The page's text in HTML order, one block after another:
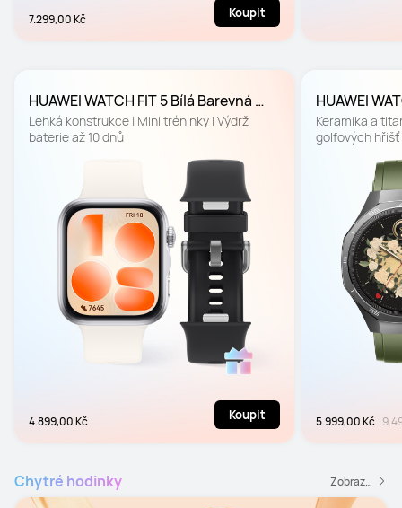
7.299,00 Kč Koupit
HUAWEI WATCH FIT 5 Bílá Barevná
edice
Lehká konstrukce | Mini tréninky | Výdrž
baterie až 10 dnů
4.899,00 Kč Koupit
HUAWEI
mm
Keramika a
golfových hřišť
5.999,00 Kč
Chytré hodinky Zobrazit všechny chytré hodinky